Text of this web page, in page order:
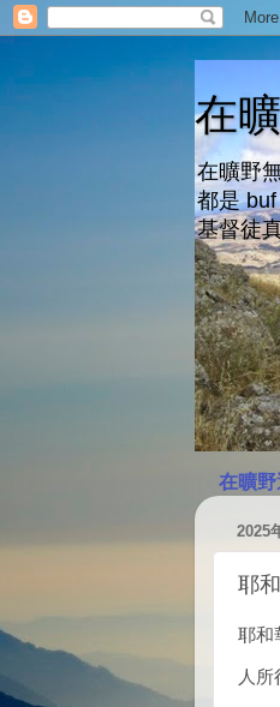
在
在曠野
都是
基督徒
在曠
2025
耶
耶和
人